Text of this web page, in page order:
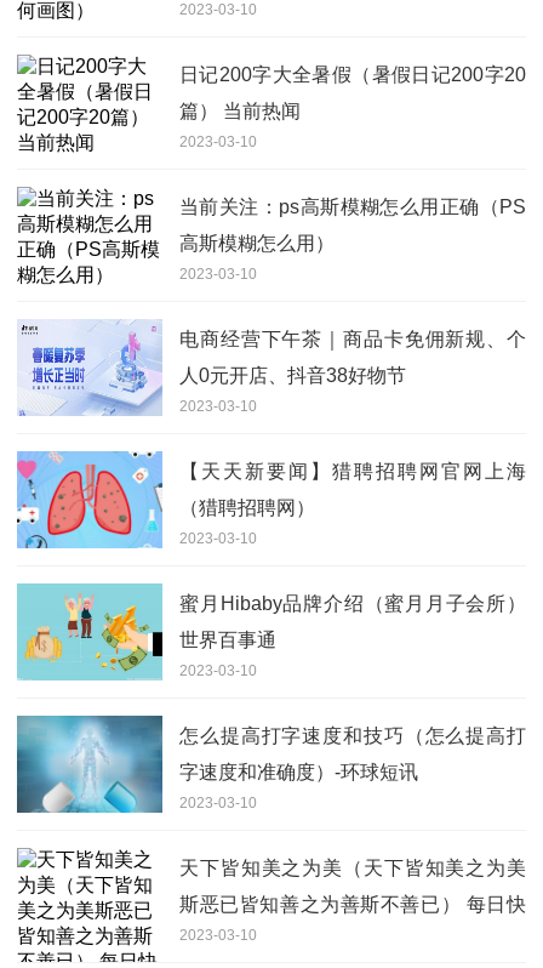
2023-03-10
日记200字大全暑假（暑假日记200字20
篇） 当前热闻
2023-03-10
当前关注：ps高斯模糊怎么用正确（PS
高斯模糊怎么用）
2023-03-10
电商经营下午茶｜商品卡免佣新规、个
人0元开店、抖音38好物节
2023-03-10
【天天新要闻】猎聘招聘网官网上海
（猎聘招聘网）
2023-03-10
蜜月Hibaby品牌介绍（蜜月月子会所）
世界百事通
2023-03-10
怎么提高打字速度和技巧（怎么提高打
字速度和准确度）-环球短讯
2023-03-10
天下皆知美之为美（天下皆知美之为美
斯恶已皆知善之为善斯不善已） 每日快
看
2023-03-10